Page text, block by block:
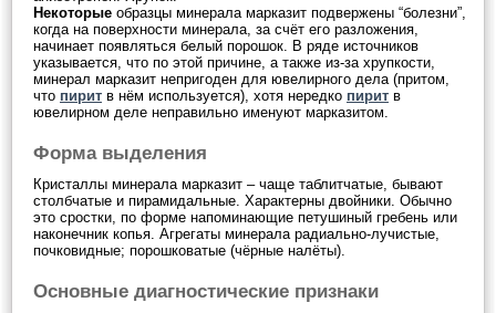
Некоторые образцы минерала марказит подвержены “болезни”,
когда на поверхности минерала, за счёт его разложения,
начинает появляться белый порошок. В ряде источников
указывается, что по этой причине, а также из-за хрупкости,
минерал марказит непригоден для ювелирного дела (притом,
что пирит в нём используется), хотя нередко пирит в
ювелирном деле неправильно именуют марказитом.
Форма выделения
Кристаллы минерала марказит – чаще таблитчатые, бывают
столбчатые и пирамидальные. Характерны двойники. Обычно
это сростки, по форме напоминающие петушиный гребень или
наконечник копья. Агрегаты минерала радиально-лучистые,
почковидные; порошковатые (чёрные налёты).
Основные диагностические признаки